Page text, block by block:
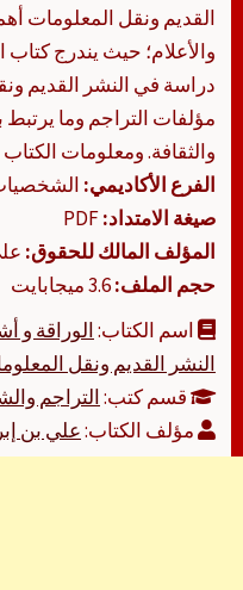
القديم ونقل المعلومات
والأعلام؛ حيث يندرج كتاب
دراسة في النشر القديم
مؤلفات التراجم وما
والثقافة. ومعلومات
الفرع الأكاديمي:
صيغة الامتداد:
المؤلف المالك للحقوق:
حجم الملف:
اسم الكتاب:الوراقة و
النشر القديم ونقل
قسم كتب:التراجم
مؤلف الكتاب:علي بن